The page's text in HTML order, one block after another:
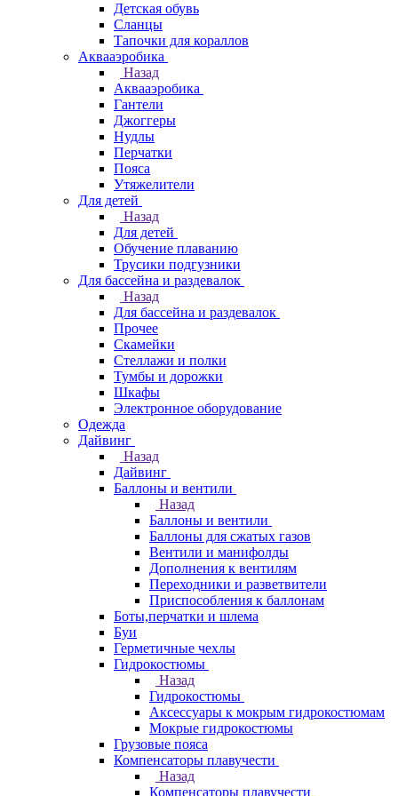
Детская обувь
Сланцы
Тапочки для кораллов
Аквааэробика
Назад
Аквааэробика
Гантели
Джоггеры
Нудлы
Перчатки
Пояса
Утяжелители
Для детей
Назад
Для детей
Обучение плаванию
Трусики подгузники
Для бассейна и раздевалок
Назад
Для бассейна и раздевалок
Прочее
Скамейки
Стеллажи и полки
Тумбы и дорожки
Шкафы
Электронное оборудование
Одежда
Дайвинг
Назад
Дайвинг
Баллоны и вентили
Назад
Баллоны и вентили
Баллоны для сжатых газов
Вентили и манифолды
Дополнения к вентилям
Переходники и разветвители
Приспособления к баллонам
Боты,перчатки и шлема
Буи
Герметичные чехлы
Гидрокостюмы
Назад
Гидрокостюмы
Аксессуары к мокрым гидрокостюмам
Мокрые гидрокостюмы
Грузовые пояса
Компенсаторы плавучести
Назад
Компенсаторы плавучести